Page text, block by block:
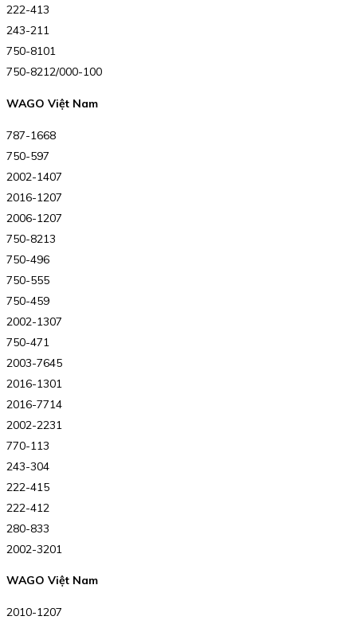
222-413
243-211
750-8101
750-8212/000-100
WAGO Việt Nam
787-1668
750-597
2002-1407
2016-1207
2006-1207
750-8213
750-496
750-555
750-459
2002-1307
750-471
2003-7645
2016-1301
2016-7714
2002-2231
770-113
243-304
222-415
222-412
280-833
2002-3201
WAGO Việt Nam
2010-1207